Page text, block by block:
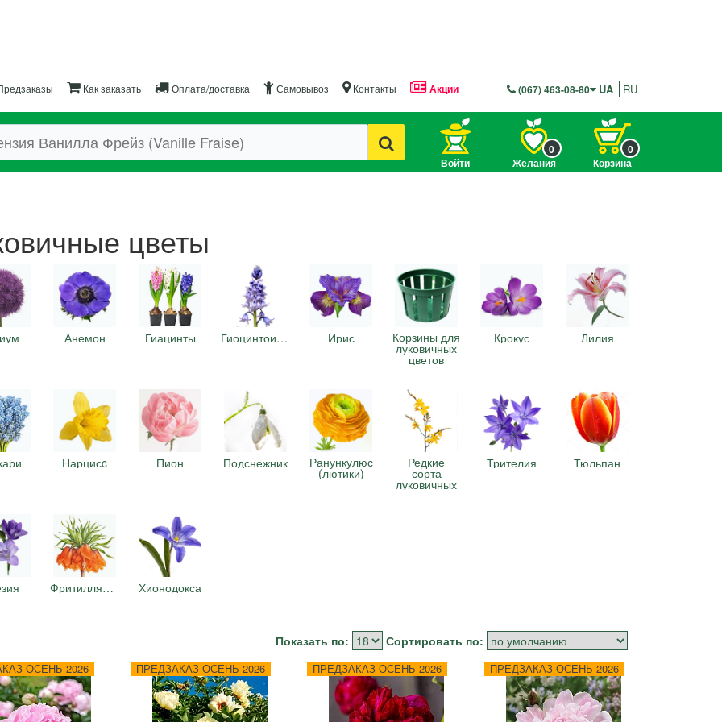
Как заказать Оплата/доставка Самовывоз Контакты Акции (067) 463-08-80 UA RU
Войти Желания
0
Корзина
0
цветы
Анемон Гиацинты Гиоцинтоидес Ирис Корзины для
луковичных
цветов
Крокус Лилия
Нарцисc Пион Подснежник Ранункулюс
(лютики)
Редкие
сорта
луковичных
Трителия Тюльпан
Фритиллярия Хионодокса
Показать по: Сортировать по:
ОСЕНЬ 2026 ПРЕДЗАКАЗ ОСЕНЬ 2026 ПРЕДЗАКАЗ ОСЕНЬ 2026 ПРЕДЗАКАЗ ОСЕНЬ 2026